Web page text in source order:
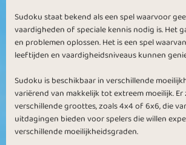
Sudoku staat bekend als een spel waarvoor
vaardigheden of speciale kennis nodig is. Het
en problemen oplossen. Het is een spel
leeftijden en vaardigheidsniveaus kunnen
Sudoku is beschikbaar in verschillende
variërend van makkelijk tot extreem moeilijk.
verschillende groottes, zoals 4x4 of 6x6, die
uitdagingen bieden voor spelers die willen
verschillende moeilijkheidsgraden.